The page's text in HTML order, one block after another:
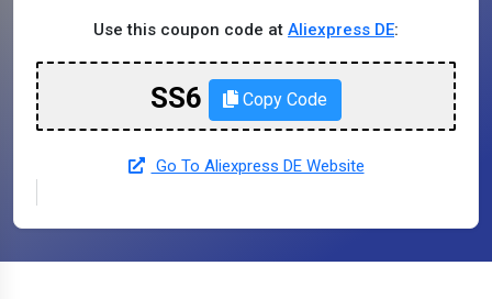
Use this coupon code at Aliexpress DE:
SS6 Copy Code
Go To Aliexpress DE Website